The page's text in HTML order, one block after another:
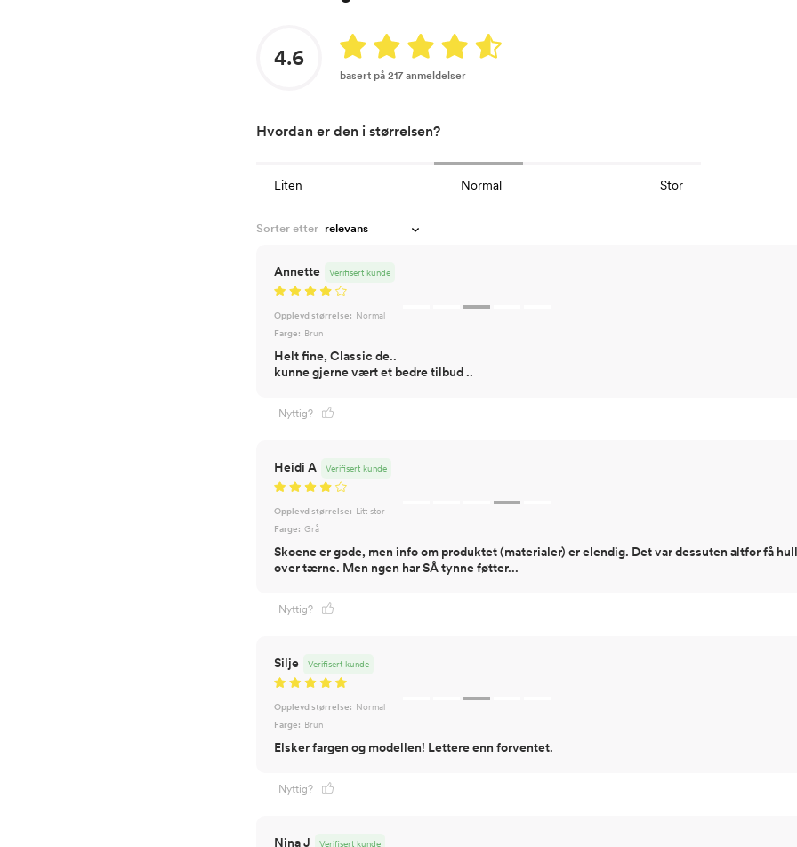
4.6
basert på 217 anmeldelser
Hvordan er den i størrelsen?
Liten Normal Stor
Sorter etter
Annette Verifisert kunde
Opplevd størrelse: Normal
Farge: Brun
Helt fine, Classic de..
kunne gjerne vært et bedre tilbud ..
Nyttig?
Heidi A Verifisert kunde
Opplevd størrelse: Litt stor
Farge: Grå
Skoene er gode, men info om produktet (materialer) er elendig. Det var dessuten altfor få
over tærne. Men ngen har SÅ tynne føtter...
Nyttig?
Silje Verifisert kunde
Opplevd størrelse: Normal
Farge: Brun
Elsker fargen og modellen! Lettere enn forventet.
Nyttig?
Nina J Verifisert kunde